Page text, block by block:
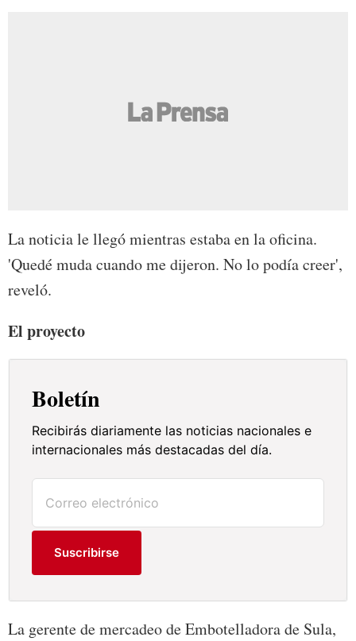
La noticia le llegó mientras estaba en la oficina.
'Quedé muda cuando me dijeron. No lo podía creer',
reveló.
El proyecto
Boletín
Recibirás diariamente las noticias nacionales e
internacionales más destacadas del día.
Suscribirse
La gerente de mercadeo de Embotelladora de Sula,